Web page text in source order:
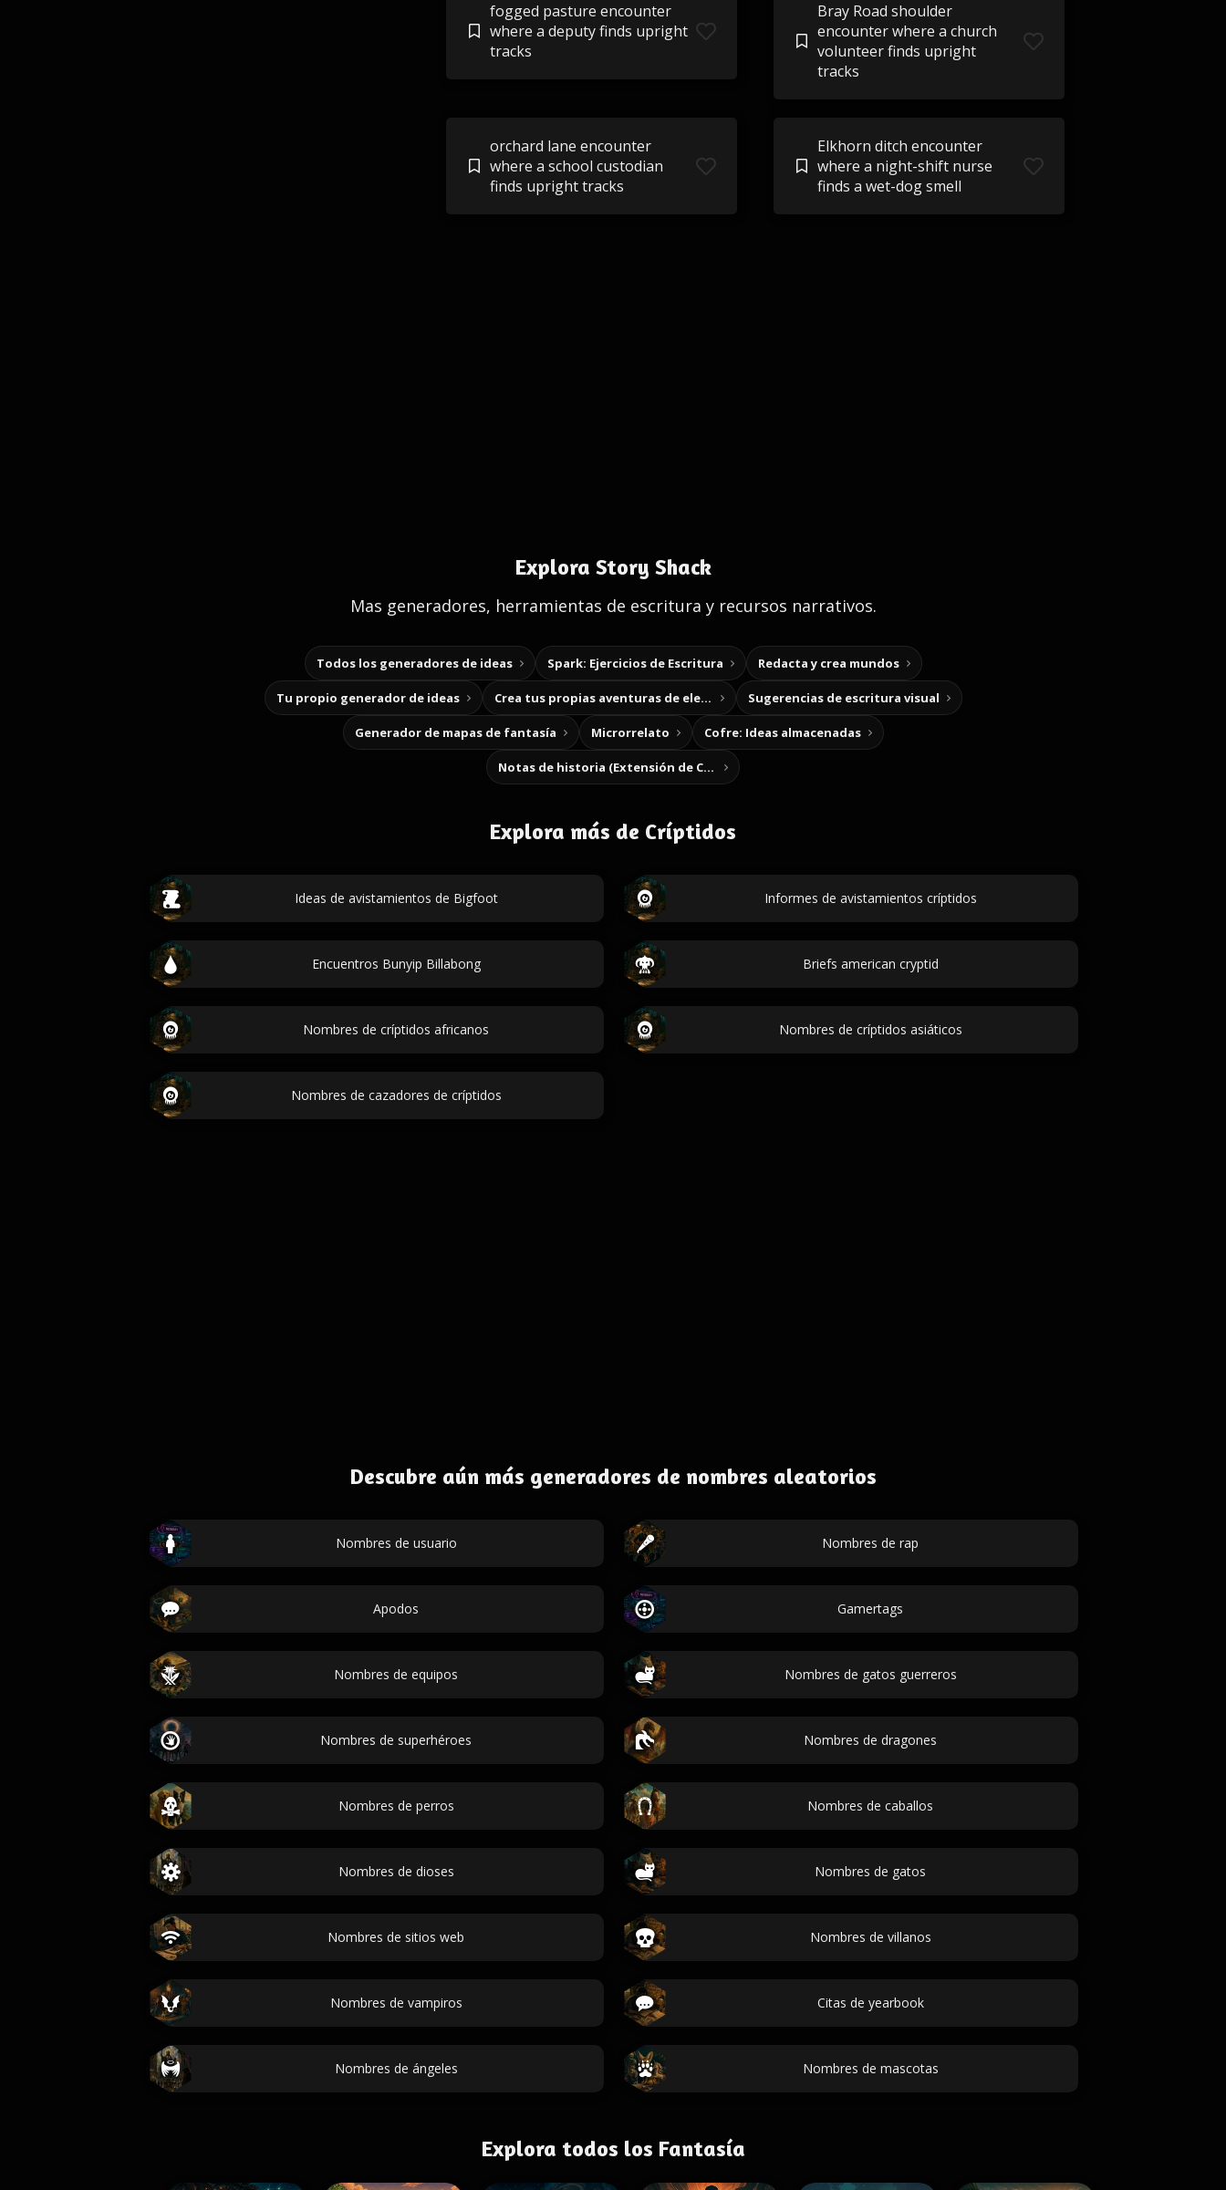
fogged pasture encounter
where a deputy finds upright
tracks
Bray Road shoulder
encounter where a church
volunteer finds upright
tracks
orchard lane encounter
where a school custodian
finds upright tracks
Elkhorn ditch encounter
where a night-shift nurse
finds a wet-dog smell
Explora Story Shack
Mas generadores, herramientas de escritura y recursos narrativos.
Todos los generadores de ideas Spark: Ejercicios de Escritura Redacta y crea mundos
Tu propio generador de ideas Crea tus propias aventuras de elección Sugerencias de escritura visual
Generador de mapas de fantasía Microrrelato Cofre: Ideas almacenadas
Notas de historia (Extensión de Chrome)
Explora más de Críptidos
Ideas de avistamientos de Bigfoot Informes de avistamientos críptidos
Encuentros Bunyip Billabong Briefs american cryptid
Nombres de críptidos africanos Nombres de críptidos asiáticos
Nombres de cazadores de críptidos
Descubre aún más generadores de nombres aleatorios
Nombres de usuario Nombres de rap
Apodos Gamertags
Nombres de equipos Nombres de gatos guerreros
Nombres de superhéroes Nombres de dragones
Nombres de perros Nombres de caballos
Nombres de dioses Nombres de gatos
Nombres de sitios web Nombres de villanos
Nombres de vampiros Citas de yearbook
Nombres de ángeles Nombres de mascotas
Explora todos los Fantasía